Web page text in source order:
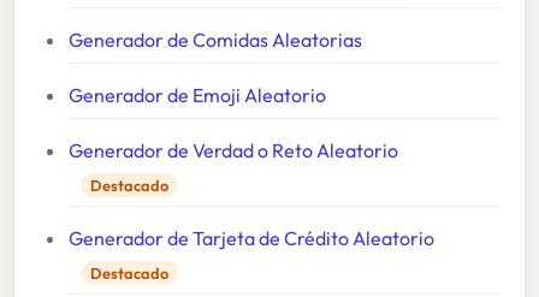
Generador de Comidas Aleatorias
Generador de Emoji Aleatorio
Generador de Verdad o Reto Aleatorio
Destacado
Generador de Tarjeta de Crédito Aleatorio
Destacado